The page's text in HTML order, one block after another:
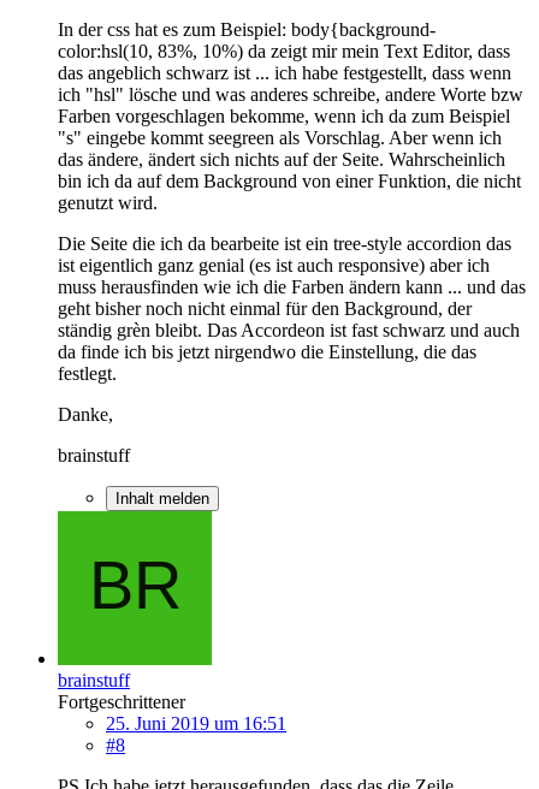
In der css hat es zum Beispiel: body{background-
color:hsl(10, 83%, 10%) da zeigt mir mein Text Editor, dass
das angeblich schwarz ist ... ich habe festgestellt, dass wenn
ich "hsl" lösche und was anderes schreibe, andere Worte bzw
Farben vorgeschlagen bekomme, wenn ich da zum Beispiel
"s" eingebe kommt seegreen als Vorschlag. Aber wenn ich
das ändere, ändert sich nichts auf der Seite. Wahrscheinlich
bin ich da auf dem Background von einer Funktion, die nicht
genutzt wird.
Die Seite die ich da bearbeite ist ein tree-style accordion das
ist eigentlich ganz genial (es ist auch responsive) aber ich
muss herausfinden wie ich die Farben ändern kann ... und das
geht bisher noch nicht einmal für den Background, der
ständig grèn bleibt. Das Accordeon ist fast schwarz und auch
da finde ich bis jetzt nirgendwo die Einstellung, die das
festlegt.
Danke,
brainstuff
Inhalt melden
brainstuff
Fortgeschrittener
25. Juni 2019 um 16:51
#8